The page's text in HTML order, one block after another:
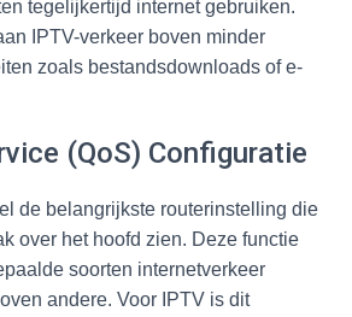
tegelijkertijd internet gebruiken.
IPTV-verkeer boven minder
zoals bestandsdownloads of e-
(QoS) Configuratie
de belangrijkste routerinstelling die
over het hoofd zien. Deze functie
soorten internetverkeer
andere. Voor IPTV is dit